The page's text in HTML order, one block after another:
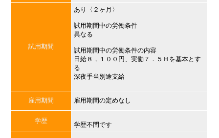
試用期間
あり〈２ヶ月〉
試用期間中の労働条件
異なる
試用期間中の労働条件の内容
日給８，１００円、実働７．５Ｈを基本とす
る
深夜手当別途支給
雇用期間 雇用期間の定めなし
学歴
学歴不問です